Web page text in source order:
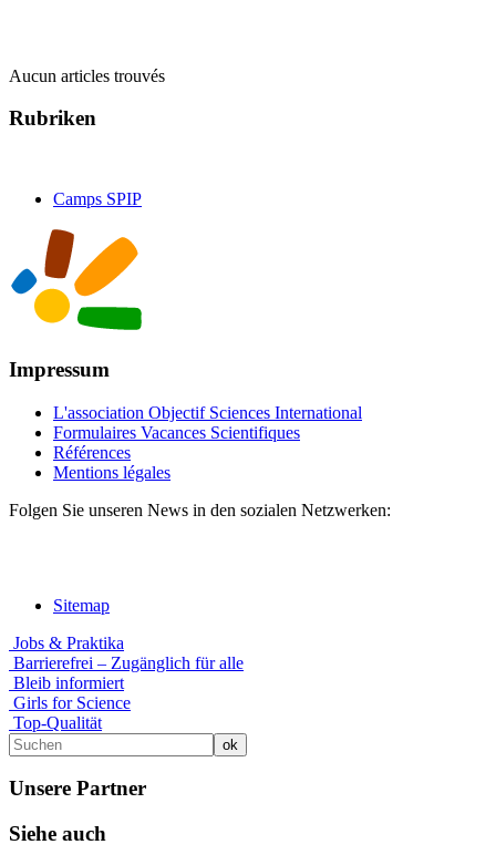
Aucun articles trouvés
Rubriken
Camps SPIP
Impressum
L'association Objectif Sciences International
Formulaires Vacances Scientifiques
Références
Mentions légales
Folgen Sie unseren News in den sozialen Netzwerken:
Sitemap
Jobs & Praktika
Barrierefrei – Zugänglich für alle
Bleib informiert
Girls for Science
Top-Qualität
Unsere Partner
Siehe auch